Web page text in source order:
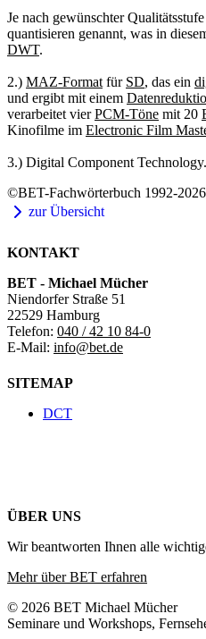
Je nach gewünschter
quantisieren genannt, was in
DWT.
2.) MAZ-Format für SD, das ein
und ergibt mit einem
verarbeitet vierPCM-Töne mit 20
Kinofilme im Electronic Film
3.) Digital Component Technology.
©BET-Fachwörterbuch 1992-
zur Übersicht
KONTAKT
BET - Michael Mücher
Niendorfer Straße 51
22529 Hamburg
Telefon: 040 / 42 10 84-0
E-Mail: info@bet.de
SITEMAP
DCT
ÜBER UNS
Wir beantworten Ihnen alle
Mehr über BET erfahren
© 2026 BET Michael Mücher
Seminare und Workshops,